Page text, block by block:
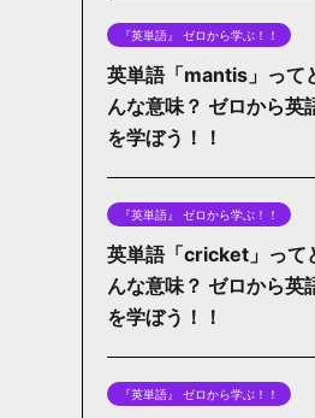
『英単語』 ゼロから学ぶ！！
英単語「mantis」って
んな意味？ ゼロから英
を学ぼう！！
『英単語』 ゼロから学ぶ！！
英単語「cricket」って
んな意味？ ゼロから英
を学ぼう！！
『英単語』 ゼロから学ぶ！！